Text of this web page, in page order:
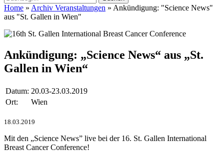
Home » Archiv Veranstaltungen » Ankündigung: "Science News"
aus "St. Gallen in Wien"
Ankündigung: „Science News“ aus „St.
Gallen in Wien“
Datum: 20.03-23.03.2019
Ort:
Wien
18.03.2019
Mit den „Science News” live bei der 16. St. Gallen International
Breast Cancer Conference!